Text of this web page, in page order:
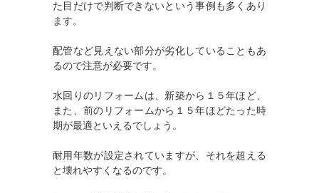
た目だけで判断できないという事例も多くあり
ます。
配管など見えない部分が劣化していることもあ
るので注意が必要です。
水回りのリフォームは、新築から１５年ほど、
また、前のリフォームから１５年ほどたった時
期が最適といえるでしょう。
耐用年数が設定されていますが、それを超える
と壊れやすくなるのです。